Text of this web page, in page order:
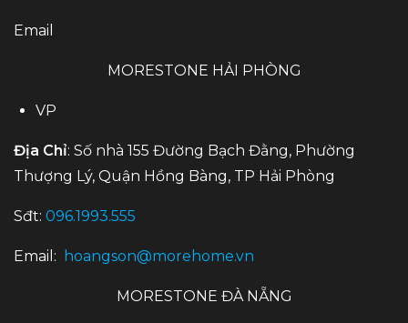
Email
MORESTONE HẢI PHÒNG
VP
Địa Chỉ: Số nhà 155 Đường Bạch Đằng, Phường
Thượng Lý, Quận Hồng Bàng, TP Hải Phòng
Sđt: 096.1993.555
Email: hoangson@morehome.vn
MORESTONE ĐÀ NẴNG